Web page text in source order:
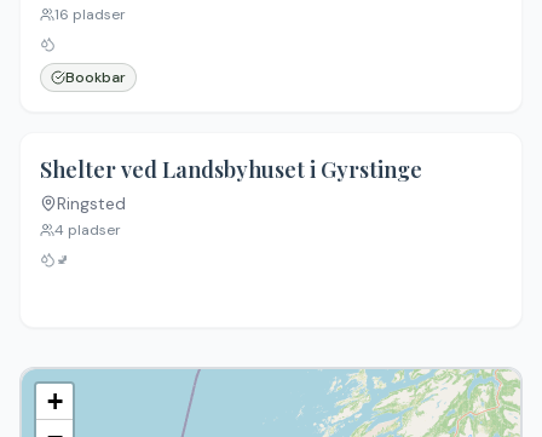
16 pladser
Bookbar
Ingen billeder
Shelter ved Landsbyhuset i Gyrstinge
Ringsted
4 pladser
🚽
+